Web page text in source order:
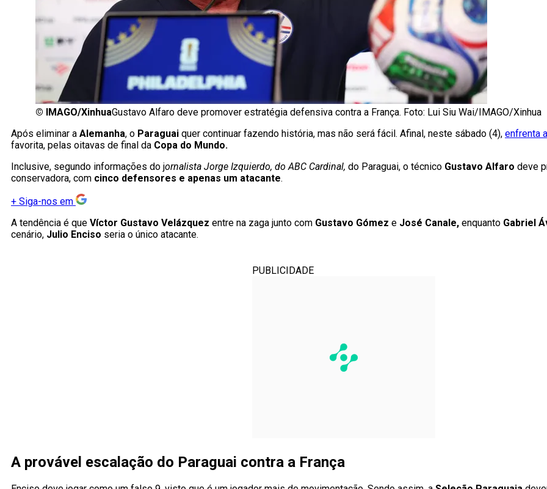
© IMAGO/XinhuaGustavo Alfaro deve promover estratégia defensiva contra a França. Foto: Lui Siu Wai/IMAGO/Xinhua
Após eliminar a Alemanha, o Paraguai quer continuar fazendo história, mas não será fácil. Afinal, neste sábado (4), enfrenta
favorita, pelas oitavas de final da Copa do Mundo.
Inclusive, segundo informações do jornalista Jorge Izquierdo, do ABC Cardinal, do Paraguai, o técnico Gustavo Alfaro deve
conservadora, com cinco defensores e apenas um atacante.
+ Siga-nos em
A tendência é que Víctor Gustavo Velázquez entre na zaga junto com Gustavo Gómez e José Canale, enquanto Gabriel
cenário, Julio Enciso seria o único atacante.
PUBLICIDADE
A provável escalação do Paraguai contra a França